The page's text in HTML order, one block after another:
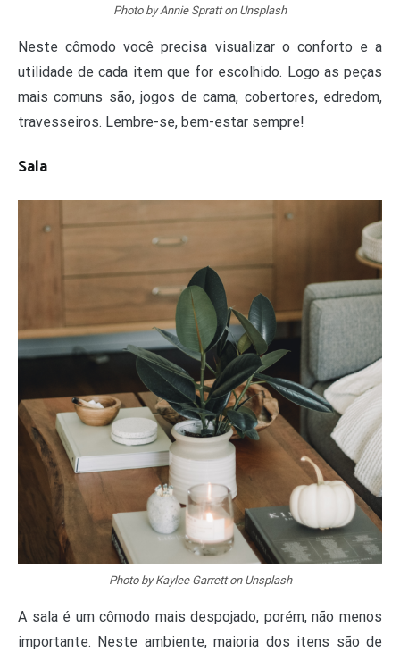
Photo by Annie Spratt on Unsplash
Neste cômodo você precisa visualizar o conforto e a
utilidade de cada item que for escolhido. Logo as peças
mais comuns são, jogos de cama, cobertores, edredom,
travesseiros. Lembre-se, bem-estar sempre!
Sala
Photo by Kaylee Garrett on Unsplash
A sala é um cômodo mais despojado, porém, não menos
importante. Neste ambiente, maioria dos itens são de